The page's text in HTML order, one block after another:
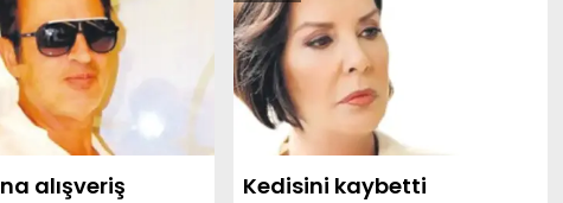
alışveriş Kedisini kaybetti